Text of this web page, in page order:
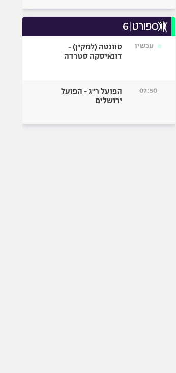
עכשיו
טוונטה (למקין) -
דונאיסקה סטרדה
07:50
הפועל ר"ג - הפועל
ירושלים